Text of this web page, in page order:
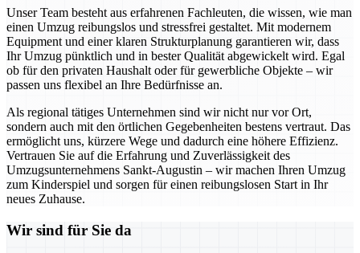
Unser Team besteht aus erfahrenen Fachleuten, die wissen, wie man
einen Umzug reibungslos und stressfrei gestaltet. Mit modernem
Equipment und einer klaren Strukturplanung garantieren wir, dass
Ihr Umzug pünktlich und in bester Qualität abgewickelt wird. Egal
ob für den privaten Haushalt oder für gewerbliche Objekte – wir
passen uns flexibel an Ihre Bedürfnisse an.
Als regional tätiges Unternehmen sind wir nicht nur vor Ort,
sondern auch mit den örtlichen Gegebenheiten bestens vertraut. Das
ermöglicht uns, kürzere Wege und dadurch eine höhere Effizienz.
Vertrauen Sie auf die Erfahrung und Zuverlässigkeit des
Umzugsunternehmens Sankt-Augustin – wir machen Ihren Umzug
zum Kinderspiel und sorgen für einen reibungslosen Start in Ihr
neues Zuhause.
Wir sind für Sie da